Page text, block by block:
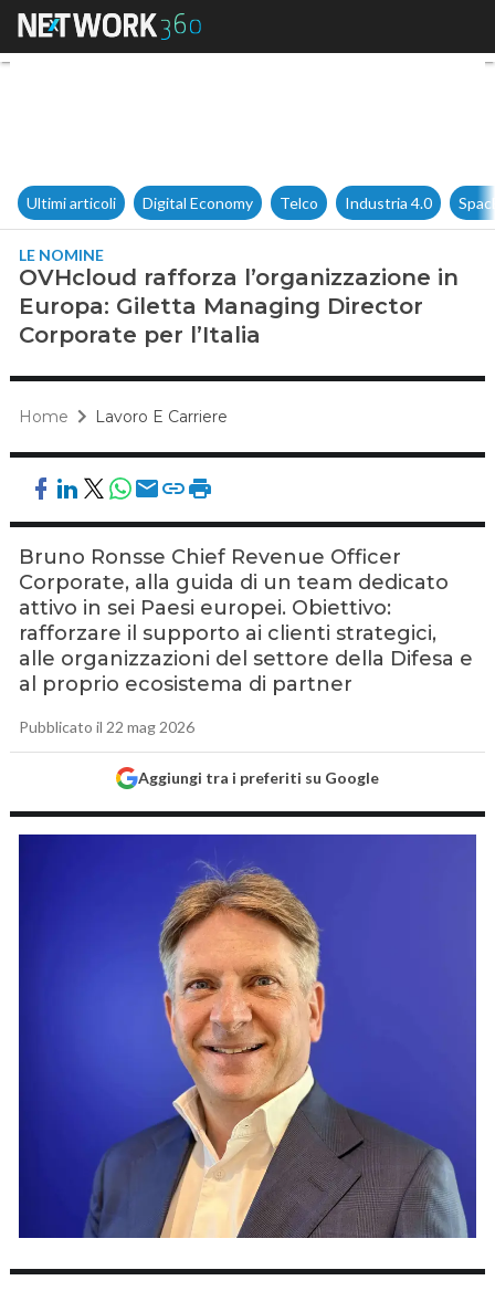
OVHcloud rafforza
Ultimi articoli Digital Economy Telco Industria 4.0
LE NOMINE
OVHcloud rafforza l’organizzazione in
Europa: Giletta Managing Director
Corporate per l’Italia
Home Lavoro E Carriere
Bruno Ronsse Chief Revenue Officer
Corporate, alla guida di un team dedicato
attivo in sei Paesi europei. Obiettivo:
rafforzare il supporto ai clienti strategici,
alle organizzazioni del settore della Difesa e
al proprio ecosistema di partner
Pubblicato il 22 mag 2026
Aggiungi tra i preferiti su Google